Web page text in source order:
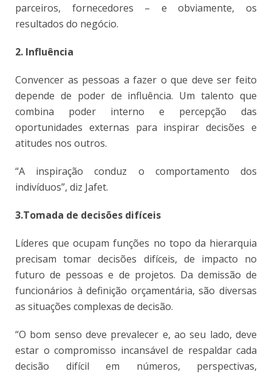
parceiros, fornecedores – e obviamente, os
resultados do negócio.
2. Influência
Convencer as pessoas a fazer o que deve ser feito
depende de poder de influência. Um talento que
combina poder interno e percepção das
oportunidades externas para inspirar decisões e
atitudes nos outros.
“A inspiração conduz o comportamento dos
indivíduos”, diz Jafet.
3.Tomada de decisões difíceis
Líderes que ocupam funções no topo da hierarquia
precisam tomar decisões difíceis, de impacto no
futuro de pessoas e de projetos. Da demissão de
funcionários à definição orçamentária, são diversas
as situações complexas de decisão.
“O bom senso deve prevalecer e, ao seu lado, deve
estar o compromisso incansável de respaldar cada
decisão difícil em números, perspectivas,